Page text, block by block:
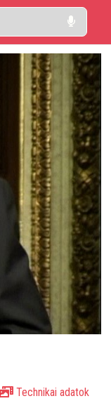
Technikai adatok